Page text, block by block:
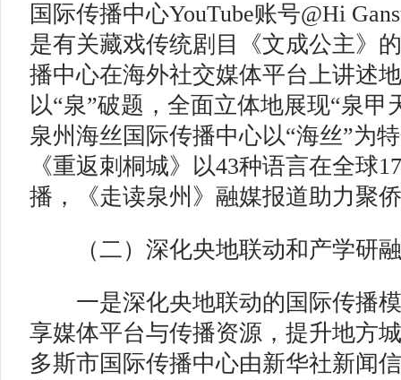
国际传播中心YouTube账号@Hi
是有关藏戏传统剧目《文成公主》
播中心在海外社交媒体平台上讲述
以“泉”破题，全面立体地展现“泉甲
泉州海丝国际传播中心以“海丝”为
《重返刺桐城》以43种语言在全球
播，《走读泉州》融媒报道助力聚
（二）深化央地联动和产学研
一是深化央地联动的国际传播模
享媒体平台与传播资源，提升地方
多斯市国际传播中心由新华社新闻